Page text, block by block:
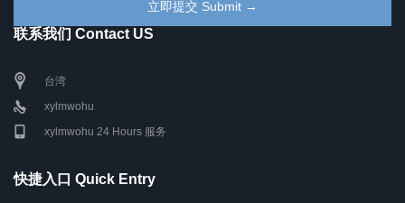
联系我们 Contact US
台湾
xylmwohu
xylmwohu 24 Hours 服务
快捷入口 Quick Entry